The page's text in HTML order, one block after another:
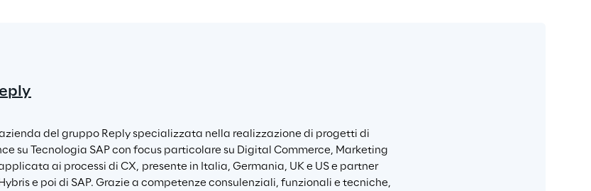
del gruppo Reply specializzata nella realizzazione di progetti di
su Tecnologia SAP con focus particolare su Digital Commerce, Marketing
ai processi di CX, presente in Italia, Germania, UK e US e partner
e poi di SAP. Grazie a competenze consulenziali, funzionali e tecniche,